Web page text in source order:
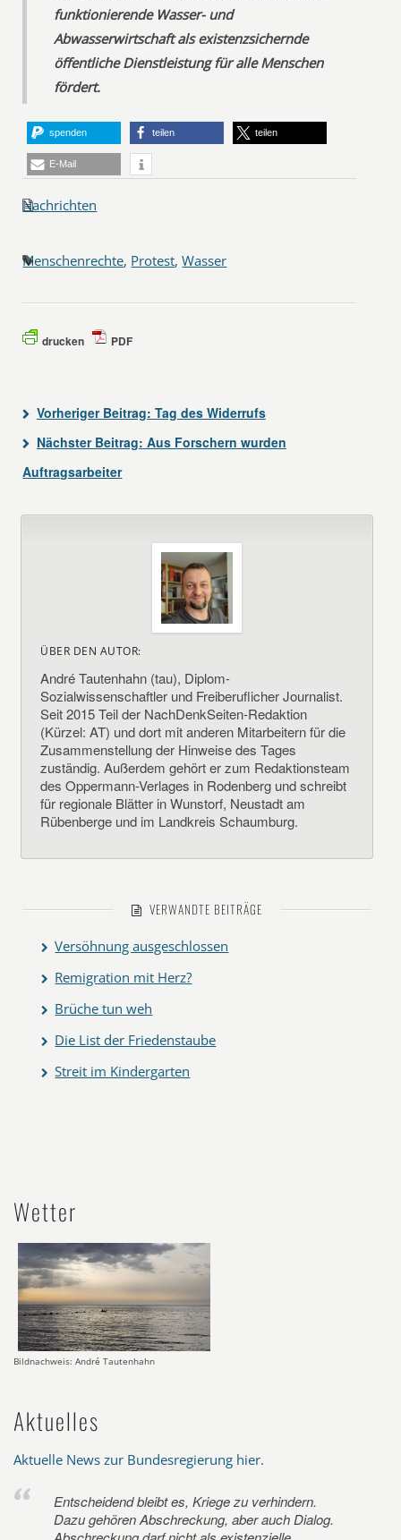
funktionierende Wasser- und
Abwasserwirtschaft als existenzsichernde
öffentliche Dienstleistung für alle Menschen
fördert.
spenden teilen teilen
E-Mail
Nachrichten
Menschenrechte, Protest,Wasser
drucken PDF
Vorheriger Beitrag: Tag des Widerrufs
Nächster Beitrag: Aus Forschern wurden
Auftragsarbeiter
ÜBER DEN AUTOR:
André Tautenhahn (tau), Diplom-
Sozialwissenschaftler und Freiberuflicher Journalist.
Seit 2015 Teil der NachDenkSeiten-Redaktion
(Kürzel: AT) und dort mit anderen Mitarbeitern für die
Zusammenstellung der Hinweise des Tages
zuständig. Außerdem gehört er zum Redaktionsteam
des Oppermann-Verlages in Rodenberg und schreibt
für regionale Blätter in Wunstorf, Neustadt am
Rübenberge und im Landkreis Schaumburg.
VERWANDTE BEITRÄGE
Versöhnung ausgeschlossen
Remigration mit Herz?
Brüche tun weh
Die List der Friedenstaube
Streit im Kindergarten
Wetter
Bildnachweis: André Tautenhahn
Aktuelles
Aktuelle News zur Bundesregierung hier.
Entscheidend bleibt es, Kriege zu verhindern.
Dazu gehören Abschreckung, aber auch Dialog.